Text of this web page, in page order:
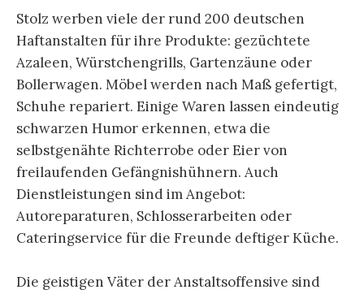
Stolz werben viele der rund 200 deutschen
Haftanstalten für ihre Produkte: gezüchtete
Azaleen, Würstchengrills, Gartenzäune oder
Bollerwagen. Möbel werden nach Maß gefertigt,
Schuhe repariert. Einige Waren lassen eindeutig
schwarzen Humor erkennen, etwa die
selbstgenähte Richterrobe oder Eier von
freilaufenden Gefängnishühnern. Auch
Dienstleistungen sind im Angebot:
Autoreparaturen, Schlosserarbeiten oder
Cateringservice für die Freunde deftiger Küche.
Die geistigen Väter der Anstaltsoffensive sind